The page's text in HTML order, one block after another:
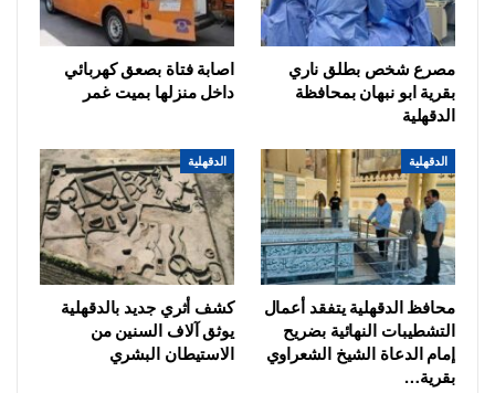
مصرع شخص بطلق ناري
بقرية ابو نبهان بمحافظة
الدقهلية
اصابة فتاة بصعق كهربائي
داخل منزلها بميت غمر
الدقهلية
محافظ الدقهلية يتفقد أعمال
التشطيبات النهائية بضريح
إمام الدعاة الشيخ الشعراوي
بقرية…
الدقهلية
كشف أثري جديد بالدقهلية
يوثق آلاف السنين من
الاستيطان البشري